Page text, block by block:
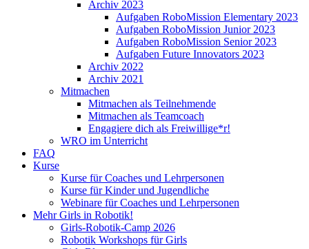
Archiv 2023
Aufgaben RoboMission Elementary 2023
Aufgaben RoboMission Junior 2023
Aufgaben RoboMission Senior 2023
Aufgaben Future Innovators 2023
Archiv 2022
Archiv 2021
Mitmachen
Mitmachen als Teilnehmende
Mitmachen als Teamcoach
Engagiere dich als Freiwillige*r!
WRO im Unterricht
FAQ
Kurse
Kurse für Coaches und Lehrpersonen
Kurse für Kinder und Jugendliche
Webinare für Coaches und Lehrpersonen
Mehr Girls in Robotik!
Girls-Robotik-Camp 2026
Robotik Workshops für Girls